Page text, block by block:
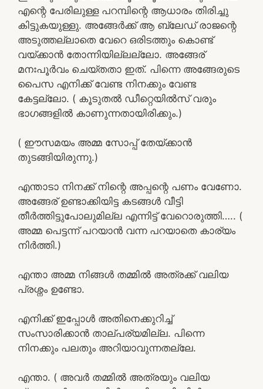
എന്റെ പേരിലുള്ള പറമ്പിന്റെ ആധാരം തിരിച്ചു
കിട്ടുകയുള്ളു. അങ്ങേർക്ക് ആ ബ്ലേഡ് രാജന്റെ
അടുത്തല്ലാതെ വേറെ ഒരിടത്തും കൊണ്ട്
വയ്ക്കാൻ തോന്നിയില്ലല്ലോ. അങ്ങേര്
മനഃപൂർവം ചെയ്തതാ ഇത്. പിന്നെ അങ്ങേരുടെ
പൈസ എനിക്ക് വേണ്ട നിനക്കും വേണ്ട
കേട്ടല്ലോ. ( കൂടുതൽ ഡീറ്റെയിൽസ് വരും
ഭാഗങ്ങളിൽ കാണുന്നതായിരിക്കും.)
( ഈസമയം അമ്മ സോപ്പ് തേയ്ക്കാൻ
തുടങ്ങിയിരുന്നു.)
എന്താടാ നിനക്ക് നിന്റെ അപ്പന്റെ പണം വേണോ.
അങ്ങേര് ഉണ്ടാക്കിയിട്ട കടങ്ങൾ വീട്ടി
തീർത്തിട്ടുപോലുമില്ല എന്നിട്ട് വേറൊരുത്തി….. (
അമ്മ പെട്ടന്ന് പറയാൻ വന്ന പറയാതെ കാര്യം
നിർത്തി.)
എന്താ അമ്മ നിങ്ങൾ തമ്മിൽ അത്രക്ക് വലിയ
പ്രശ്നം ഉണ്ടോ.
എനിക്ക് ഇപ്പോൾ അതിനെക്കുറിച്ച്
സംസാരിക്കാൻ താല്പര്യമില്ല. പിന്നെ
നിനക്കും പലതും അറിയാവുന്നതല്ലേ.
എന്താ. ( അവർ തമ്മിൽ അത്രയും വലിയ